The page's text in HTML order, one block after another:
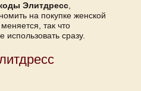
Элитдресс,
на покупке женской
так что
сразу.